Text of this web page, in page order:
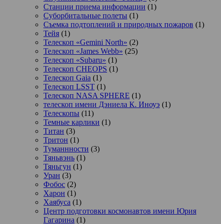
Станции приема информации (1)
Суборбитальные полеты (1)
Съемка подтоплений и природных пожаров (1)
Тейя (1)
Телескоп «Gemini North» (2)
Телескоп «James Webb» (25)
Телескоп «Subaru» (1)
Телескоп CHEOPS (1)
Телескоп Gaia (1)
Телескоп LSST (1)
Телескоп NASA SPHERE (1)
телескоп имени Дэниела К. Иноуэ (1)
Телескопы (11)
Темные карлики (1)
Титан (3)
Тритон (1)
Туманнности (3)
Тяньвэнь (1)
Тяньгун (1)
Уран (3)
Фобос (2)
Харон (1)
Хаябуса (1)
Центр подготовки космонавтов имени Юрия
Гагарина (1)